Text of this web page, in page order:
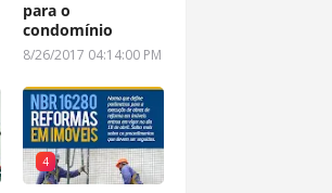
para o
condomínio
8/26/2017 04:14:00 PM
4